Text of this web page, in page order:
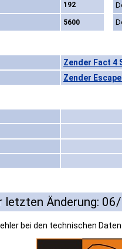
192
5600
Zender Fact 4
Zender
letzten Änderung:
bei den technischen